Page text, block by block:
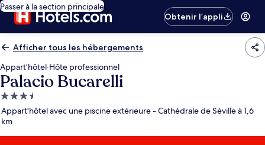
Passer à la section principale
Obtenir l’appli
Afficher tous les hébergements
Appart’hôtel·Hôte professionnel
Palacio Bucarelli
Hébergement
3.5 étoiles
Appart'hôtel avec une piscine extérieure - Cathédrale de Séville à 1,6
km